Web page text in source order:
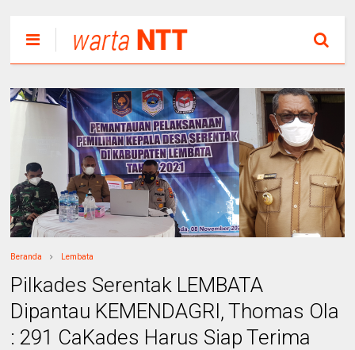
Beranda Lembata
Pilkades Serentak LEMBATA
Dipantau KEMENDAGRI, Thomas Ola
: 291 CaKades Harus Siap Terima